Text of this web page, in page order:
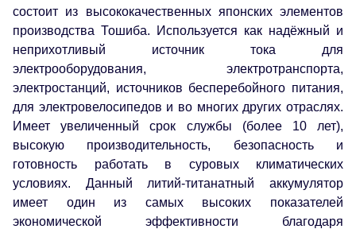
состоит из высококачественных японских элементов
производства Тошиба. Используется как надёжный и
неприхотливый источник тока для
электрооборудования, электротранспорта,
электростанций, источников бесперебойного питания,
для электровелосипедов и во многих других отраслях.
Имеет увеличенный срок службы (более 10 лет),
высокую производительность, безопасность и
готовность работать в суровых климатических
условиях. Данный литий-титанатный аккумулятор
имеет один из самых высоких показателей
экономической эффективности благодаря